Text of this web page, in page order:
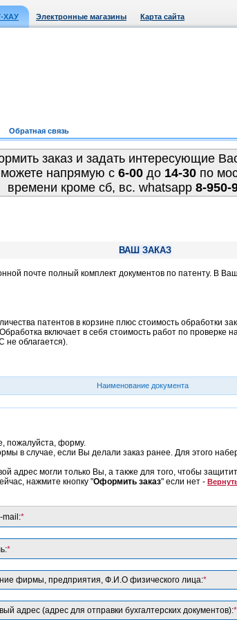
ХАУ Электронные магазины Карта сайта
Обратная связь
заказ и задать интересующие
можете напрямую c 6-00до 14-30по
времени кроме сб, вс. whatsapp 8-950-
ВАШ ЗАКАЗ
почте полный комплект документов по патенту. В
патентов в корзине плюс стоимость обработки
включает в себя стоимость работ по проверке
не облагается).
Наименование документа
пожалуйста, форму.
в случае, если Вы делали заказ ранее. Для этого
адрес могли только Вы, а также для того, чтобы
нажмите кнопку "Оформить заказ" если нет -
mail:*
*
фирмы, предприятия, Ф.И.О физического лица:*
адрес (адрес для отправки бухгалтерских документов):*